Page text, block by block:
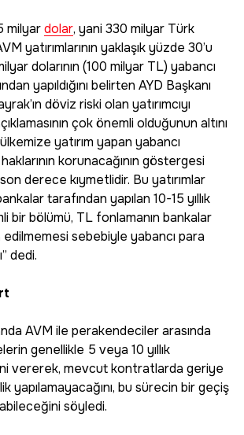
milyardolar, yani 330 milyar Türk
yatırımlarının yaklaşık yüzde 30’u
dolarının (100 milyar TL) yabancı
yapıldığını belirten AYD Başkanı
döviz riski olan yatırımcıyı
çok önemli olduğunun altını
yatırım yapan yabancı
haklarının korunacağının göstergesi
son derece kıymetlidir. Bu yatırımlar
tarafından yapılan 10-15 yıllık
bir bölümü, TL fonlamanın bankalar
sebebiyle yabancı para
dedi.
AVM ile perakendeciler arasında
genellikle 5 veya 10 yıllık
vererek, mevcut kontratlarda geriye
yapılamayacağını, bu sürecin bir geçiş
söyledi.